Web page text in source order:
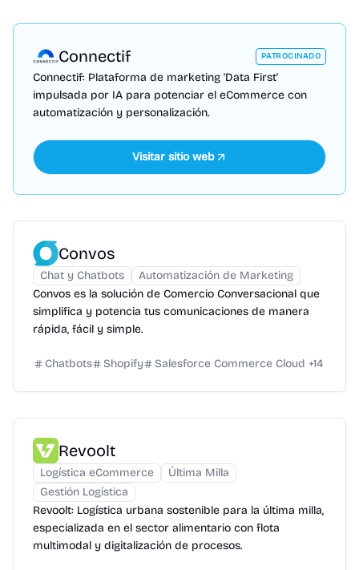
Connectif PATROCINADO
Connectif: Plataforma de marketing 'Data First'
impulsada por IA para potenciar el eCommerce con
automatización y personalización.
Visitar sitio web
Convos
Chat y Chatbots
Automatización de Marketing
Convos es la solución de Comercio Conversacional que
simplifica y potencia tus comunicaciones de manera
rápida, fácil y simple.
Chatbots Shopify Salesforce Commerce Cloud +14
Revoolt
Logística eCommerce
Última Milla
Gestión Logística
Revoolt: Logística urbana sostenible para la última milla,
especializada en el sector alimentario con flota
multimodal y digitalización de procesos.